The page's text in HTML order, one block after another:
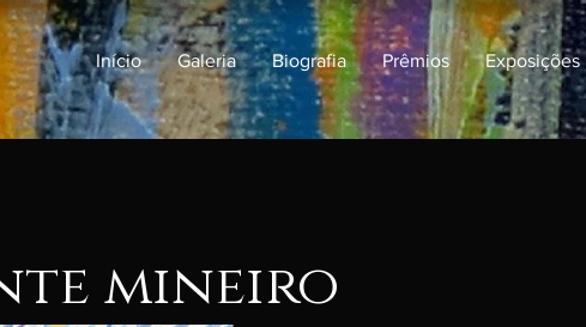
Início Galeria Biografia Prêmios Exposições
mineiro